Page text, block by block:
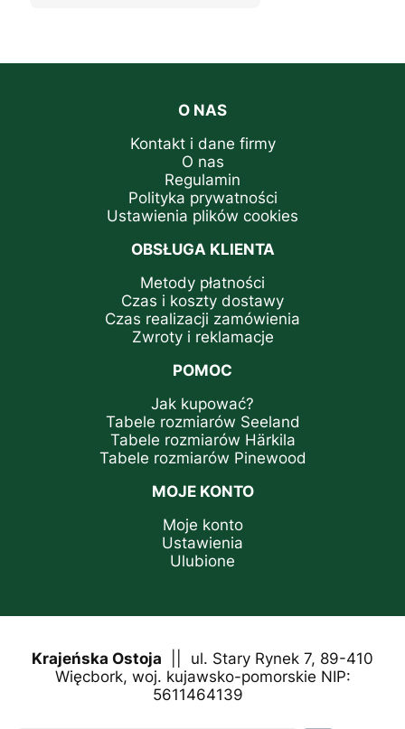
O NAS
Kontakt i dane firmy
O nas
Regulamin
Polityka prywatności
Ustawienia plików cookies
OBSŁUGA KLIENTA
Metody płatności
Czas i koszty dostawy
Czas realizacji zamówienia
Zwroty i reklamacje
POMOC
Jak kupować?
Tabele rozmiarów Seeland
Tabele rozmiarów Härkila
Tabele rozmiarów Pinewood
MOJE KONTO
Moje konto
Ustawienia
Ulubione
Krajeńska Ostoja || ul. Stary Rynek 7, 89-410
Więcbork, woj. kujawsko-pomorskie NIP:
5611464139